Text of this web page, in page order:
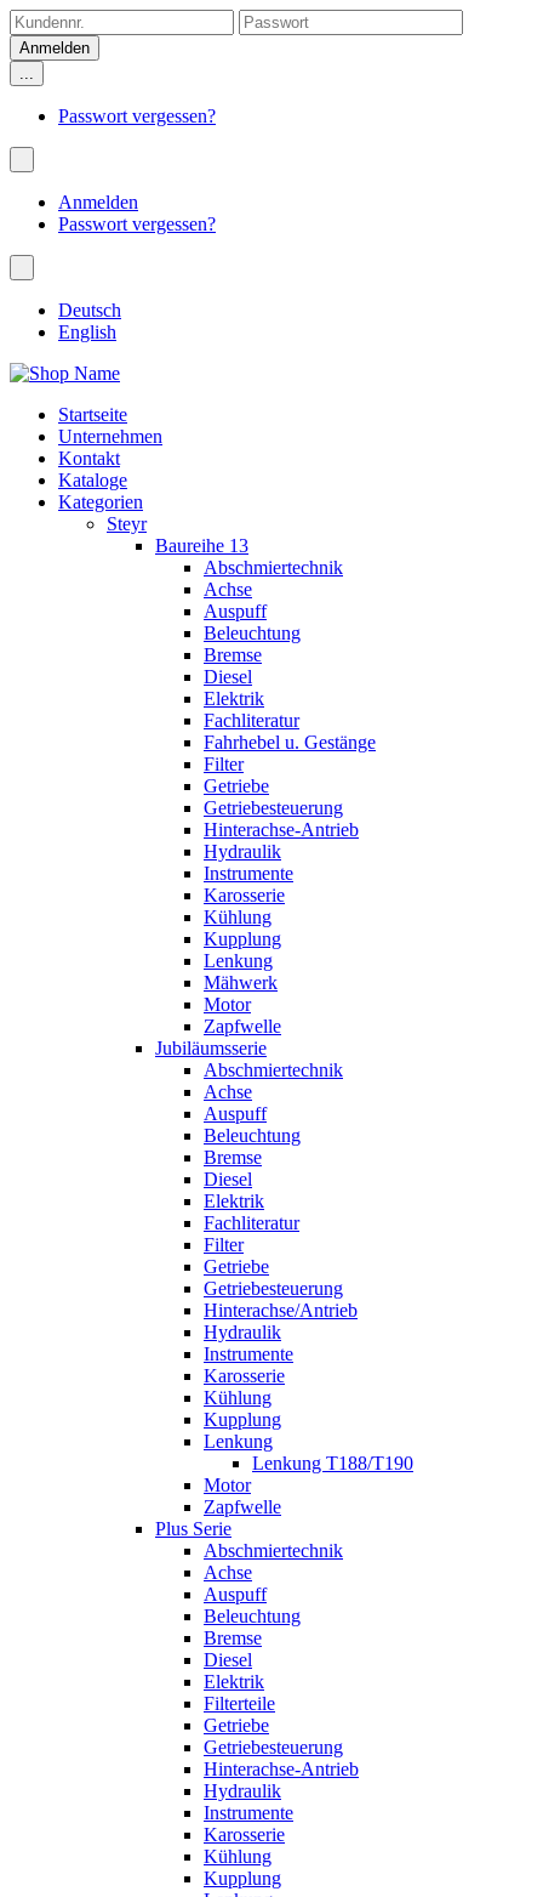
...
Passwort vergessen?
Anmelden
Passwort vergessen?
Deutsch
English
Startseite
Unternehmen
Kontakt
Kataloge
Kategorien
Steyr
Baureihe 13
Abschmiertechnik
Achse
Auspuff
Beleuchtung
Bremse
Diesel
Elektrik
Fachliteratur
Fahrhebel u. Gestänge
Filter
Getriebe
Getriebesteuerung
Hinterachse-Antrieb
Hydraulik
Instrumente
Karosserie
Kühlung
Kupplung
Lenkung
Mähwerk
Motor
Zapfwelle
Jubiläumsserie
Abschmiertechnik
Achse
Auspuff
Beleuchtung
Bremse
Diesel
Elektrik
Fachliteratur
Filter
Getriebe
Getriebesteuerung
Hinterachse/Antrieb
Hydraulik
Instrumente
Karosserie
Kühlung
Kupplung
Lenkung
Lenkung T188/T190
Motor
Zapfwelle
Plus Serie
Abschmiertechnik
Achse
Auspuff
Beleuchtung
Bremse
Diesel
Elektrik
Filterteile
Getriebe
Getriebesteuerung
Hinterachse-Antrieb
Hydraulik
Instrumente
Karosserie
Kühlung
Kupplung